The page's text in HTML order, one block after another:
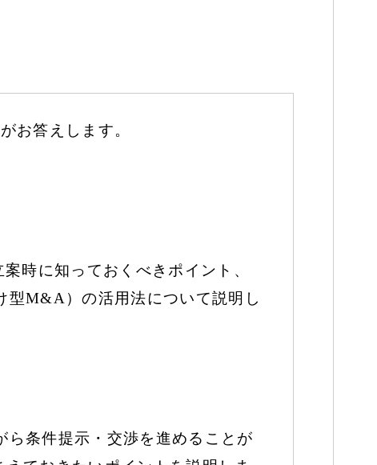
お答えします。
時に知っておくべきポイント、
型M&A）の活用法について説明し
条件提示・交渉を進めることが